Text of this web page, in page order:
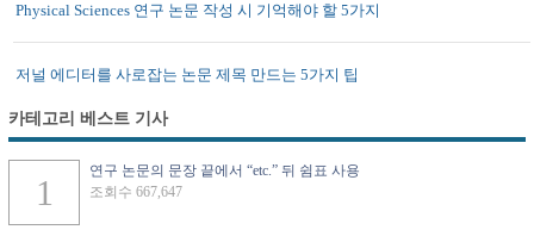
Physical Sciences 연구 논문 작성 시 기억해야 할 5가지
저널 에디터를 사로잡는 논문 제목 만드는 5가지 팁
카테고리 베스트 기사
연구 논문의 문장 끝에서 “etc.” 뒤 쉼표 사용
조회수 667,647